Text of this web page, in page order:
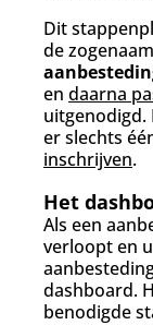
Dit
de
en daarna
uitgenodigd.
er slechts
inschrijven.
Het
Als een
verloopt en
dashboard.
benodigde